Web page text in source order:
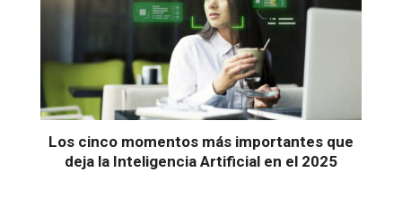
Los cinco momentos más importantes que
deja la Inteligencia Artificial en el 2025